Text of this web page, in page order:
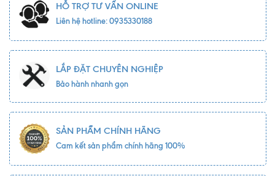
HỖ TRỢ TƯ VẤN ONLINE
Liên hệ hotline: 0935330188
LẮP ĐẶT CHUYÊN NGHIỆP
Bảo hành nhanh gọn
SẢN PHẨM CHÍNH HÃNG
Cam kết sản phẩm chính hãng 100%